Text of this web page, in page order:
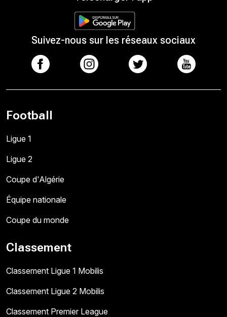
Suivez-nous sur les réseaux sociaux
Football
Ligue 1
Ligue 2
Coupe d'Algérie
Équipe nationale
Coupe du monde
Classement
Classement Ligue 1 Mobilis
Classement Ligue 2 Mobilis
Classement Premier League